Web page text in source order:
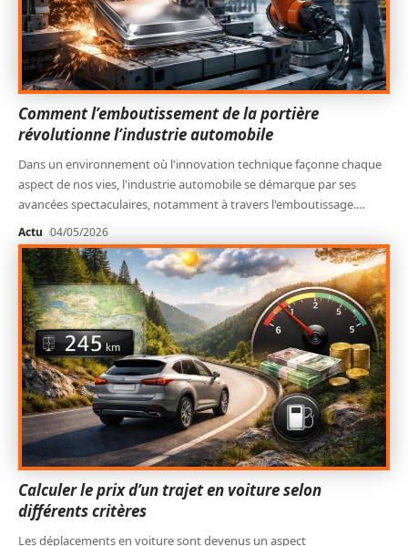
Comment l’emboutissement de la portière
révolutionne l’industrie automobile
Dans un environnement où l'innovation technique façonne chaque
aspect de nos vies, l'industrie automobile se démarque par ses
avancées spectaculaires, notamment à travers l'emboutissage.…
Actu 04/05/2026
Calculer le prix d’un trajet en voiture selon
différents critères
Les déplacements en voiture sont devenus un aspect